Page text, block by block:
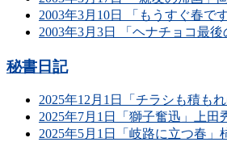
2003年3月10日 「もうすぐ春で
2003年3月3日 「ヘナチョコ最
秘書日記
2025年12月1日「チラシも積も
2025年7月1日「獅子奮迅」上田
2025年5月1日「岐路に立つ春」